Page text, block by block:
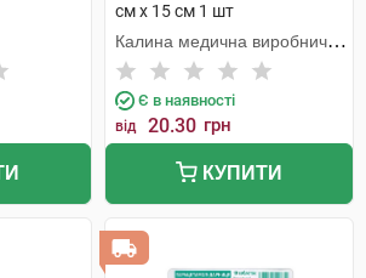
см х 15 см 1 шт
Калина медична виробнича
компанія
Є в наявності
від 20.30 грн
КУПИТИ